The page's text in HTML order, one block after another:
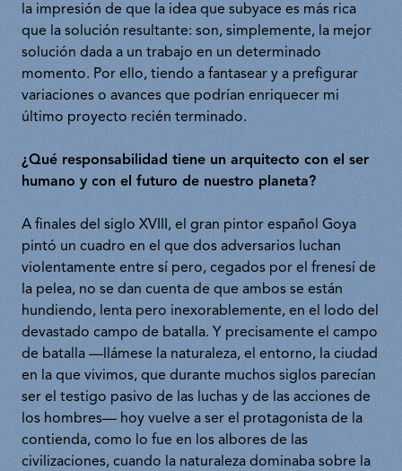
la impresión de que la idea que subyace es más rica
que la solución resultante: son, simplemente, la mejor
solución dada a un trabajo en un determinado
momento. Por ello, tiendo a fantasear y a prefigurar
variaciones o avances que podrían enriquecer mi
último proyecto recién terminado.
¿Qué responsabilidad tiene un arquitecto con el ser
humano y con el futuro de nuestro planeta?
A finales del siglo XVIII, el gran pintor español Goya
pintó un cuadro en el que dos adversarios luchan
violentamente entre sí pero, cegados por el frenesí de
la pelea, no se dan cuenta de que ambos se están
hundiendo, lenta pero inexorablemente, en el lodo del
devastado campo de batalla. Y precisamente el campo
de batalla —llámese la naturaleza, el entorno, la ciudad
en la que vivimos, que durante muchos siglos parecían
ser el testigo pasivo de las luchas y de las acciones de
los hombres— hoy vuelve a ser el protagonista de la
contienda, como lo fue en los albores de las
civilizaciones, cuando la naturaleza dominaba sobre la